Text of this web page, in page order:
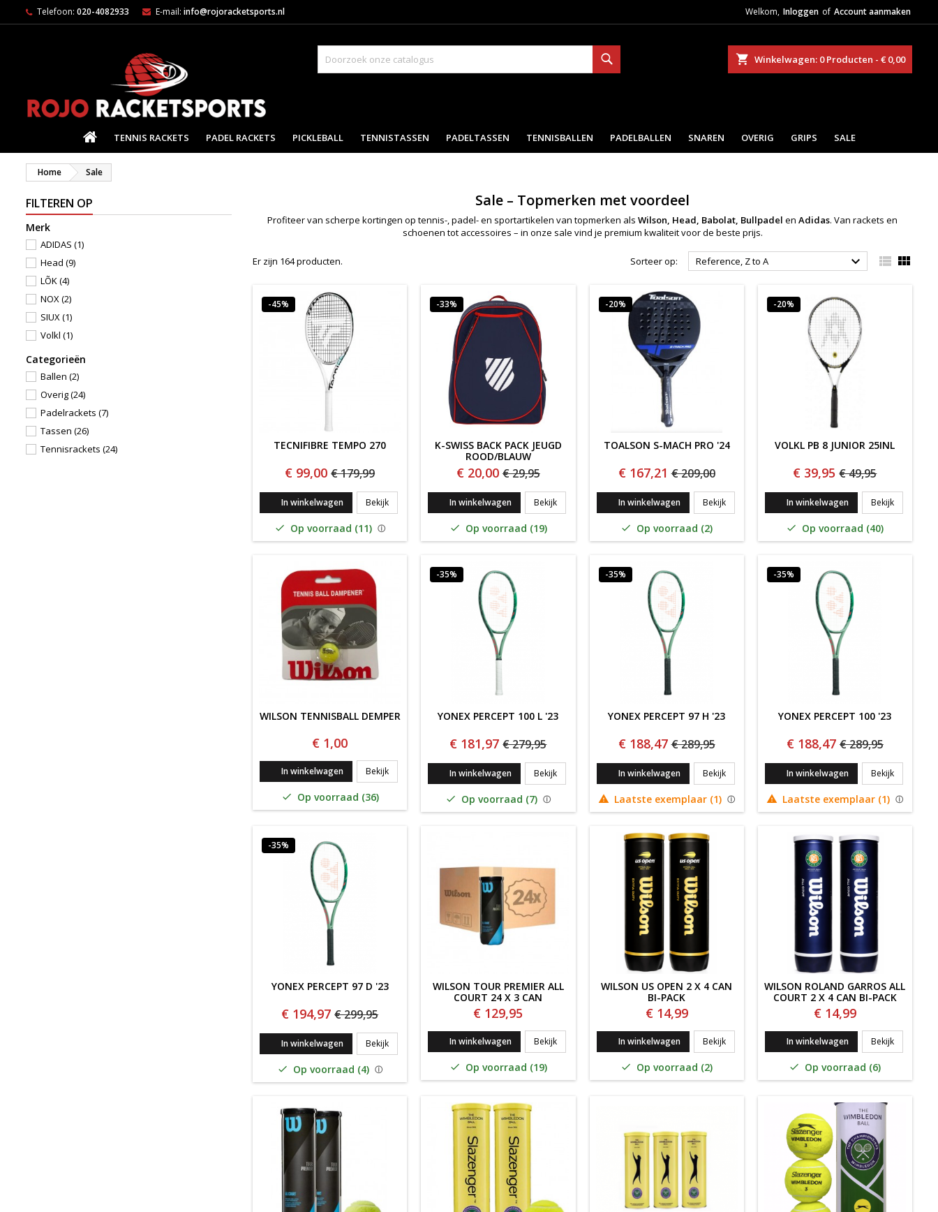
Telefoon: 020-4082933 E-mail: info@rojoracketsports.nl Welkom, Inloggen of Account aanmaken
Winkelwagen 0 Producten - € 0,00
HOMETENNIS RACKETS PADEL RACKETS PICKLEBALL TENNISTASSEN PADELTASSEN TENNISBALLEN PADELBALLEN SNAREN OVERIG GRIPS SALE
Home Sale
FILTEREN OP
Merk
ADIDAS (1)
Head (9)
LÕK(4)
NOX(2)
SIUX(1)
Volkl (1)
Categorieën
Ballen (2)
Overig(24)
Padelrackets (7)
Tassen (26)
Tennisrackets (24)
Sale – Topmerken met voordeel
Profiteer van scherpe kortingen op tennis-, padel- en sportartikelen van topmerken als Wilson, Head, Babolat, Bullpadel en Adidas. Van rackets en
schoenen tot accessoires – in onze sale vind je premium kwaliteit voor de beste prijs.
Er zijn 164 producten. Sorteer op: Reference, Z to A   
-45%
TECNIFIBRE TEMPO 270
€ 99,00 € 179,99
In winkelwagen BekijkTecnifibre TEMPO 270
 Op voorraad (11)
-33%
K-SWISS BACK PACK JEUGD
ROOD/BLAUW
€ 20,00 € 29,95
In winkelwagen BekijkK-SWISS BACK PACK JEUGD ROOD/BLAUW
 Op voorraad (19)
-20%
TOALSON S-MACH PRO '24
€ 167,21 € 209,00
In winkelwagen BekijkToalson S-Mach PRO '24
 Op voorraad (2)
-20%
VOLKL PB 8 JUNIOR 25INL
€ 39,95 € 49,95
In winkelwagen BekijkVOLKL PB
 Op voorraad (40)
WILSON TENNISBALL DEMPER
€ 1,00
In winkelwagen BekijkWILSON TENNISBALL DEMPER
 Op voorraad (36)
-35%
YONEX PERCEPT 100 L '23
€ 181,97 € 279,95
In winkelwagen BekijkYONEX PERCEPT 100 L '23
 Op voorraad (7)
-35%
YONEX PERCEPT 97 H '23
€ 188,47 € 289,95
In winkelwagen BekijkYONEX PERCEPT 97 H '23
 Laatste exemplaar (1)
-35%
YONEX PERCEPT 100 '23
€ 188,47 € 289,95
In winkelwagen BekijkYONEX
 Laatste exemplaar (1)
-35%
YONEX PERCEPT 97 D '23
€ 194,97 € 299,95
In winkelwagen BekijkYONEX PERCEPT 97 D '23
 Op voorraad (4)
WILSON TOUR PREMIER ALL
COURT 24 X 3 CAN
€ 129,95
In winkelwagen BekijkWILSON TOUR PREMIER ALL COURT 24 x 3 CAN
 Op voorraad (19)
WILSON US OPEN 2 X 4 CAN
BI-PACK
€ 14,99
In winkelwagen BekijkWILSON US OPEN 2 X 4 CAN BI-PACK
 Op voorraad (2)
WILSON ROLAND GARROS ALL
COURT 2 X 4 CAN BI-PACK
€ 14,99
In winkelwagen BekijkWILSON
 Op voorraad (6)